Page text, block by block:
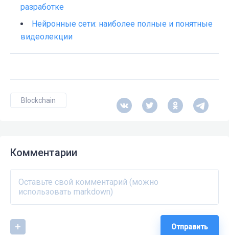
разработке
Нейронные сети: наиболее полные и понятные
видеолекции
Blockchain
Комментарии
Отправить